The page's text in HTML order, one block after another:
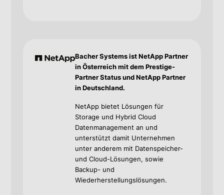
Bacher Systems ist NetApp Partner
in Österreich mit dem Prestige-
Partner Status und NetApp Partner
in Deutschland.
NetApp bietet Lösungen für
Storage und Hybrid Cloud
Datenmanagement an und
unterstützt damit Unternehmen
unter anderem mit Datenspeicher-
und Cloud-Lösungen, sowie
Backup- und
Wiederherstellungslösungen.